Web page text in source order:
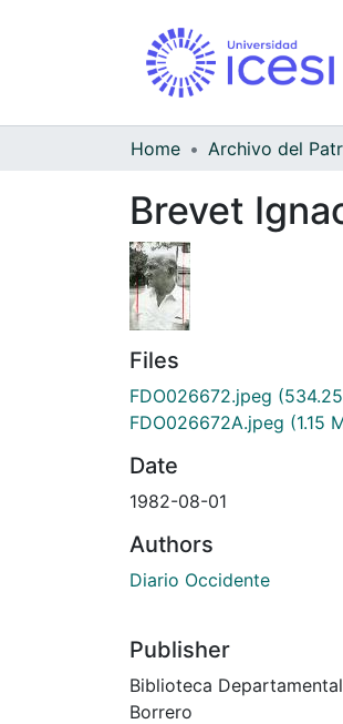
Home
Brevet
Files
FDO026672.jpeg
FDO026672A.jpeg (1.15
Date
1982-08-01
Authors
Diario Occidente
Publisher
Biblioteca
Borrero